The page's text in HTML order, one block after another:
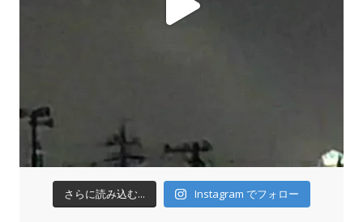
さらに読み込む... Instagram でフォロー